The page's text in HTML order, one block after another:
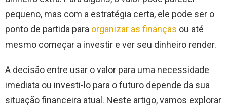
pequeno, mas com a estratégia certa, ele pode ser o
ponto de partida para organizar as finanças ou até
mesmo começar a investir e ver seu dinheiro render.
A decisão entre usar o valor para uma necessidade
imediata ou investi-lo para o futuro depende da sua
situação financeira atual. Neste artigo, vamos explorar